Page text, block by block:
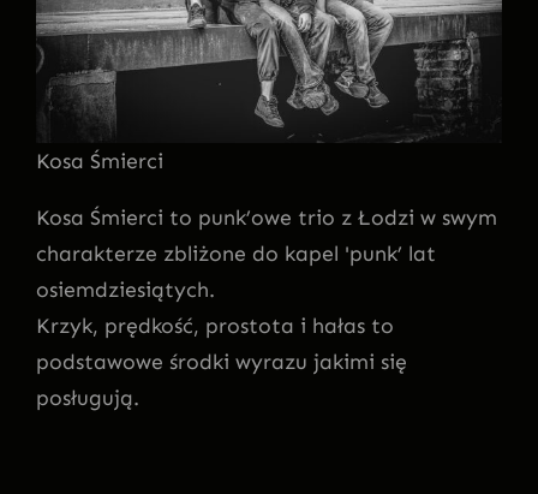
Kosa Śmierci
Kosa Śmierci to punk’owe trio z Łodzi w swym
charakterze zbliżone do kapel 'punk’ lat
osiemdziesiątych.
Krzyk, prędkość, prostota i hałas to
podstawowe środki wyrazu jakimi się
posługują.